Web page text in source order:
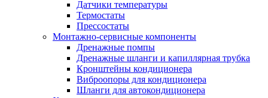
Датчики температуры
Термостаты
Прессостаты
Монтажно‑сервисные компоненты
Дренажные помпы
Дренажные шланги и капиллярная трубка
Кронштейны кондиционера
Виброопоры для кондиционера
Шланги для автокондиционера